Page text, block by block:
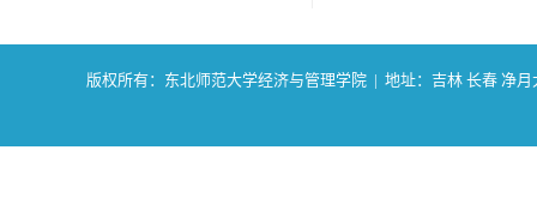
版权所有：东北师范大学经济与管理学院 | 地址：吉林 长春